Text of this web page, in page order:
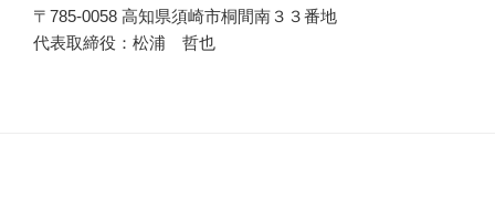
〒785-0058 高知県須崎市桐間南３３番地
代表取締役：松浦 哲也